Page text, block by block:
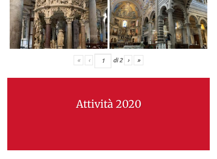
« ‹ di2 › »
Attività 2020